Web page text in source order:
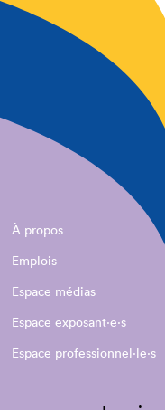
À propos
Emplois
Espace médias
Espace exposant·e⋅s
Espace professionnel·le⋅s